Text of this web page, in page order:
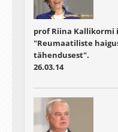
prof Riina
"Reumaatiliste
tähendusest".
26.03.14